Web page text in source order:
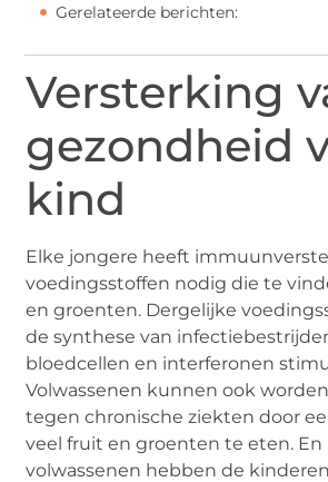
Gerelateerde berichten:
Versterking
gezondheid
kind
Elke jongere heeft
voedingsstoffen nodig die te
en groenten. Dergelijke
de synthese van
bloedcellen en interferonen
Volwassenen kunnen ook
tegen chronische ziekten door
veel fruit en groenten te eten. En
volwassenen hebben de